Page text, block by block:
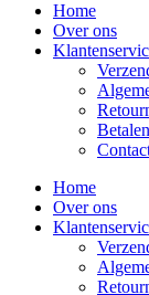
Home
Over ons
Betalen
Home
Over ons